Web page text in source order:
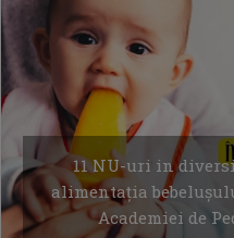
11 NU-uri in
alimentația
Academiei de